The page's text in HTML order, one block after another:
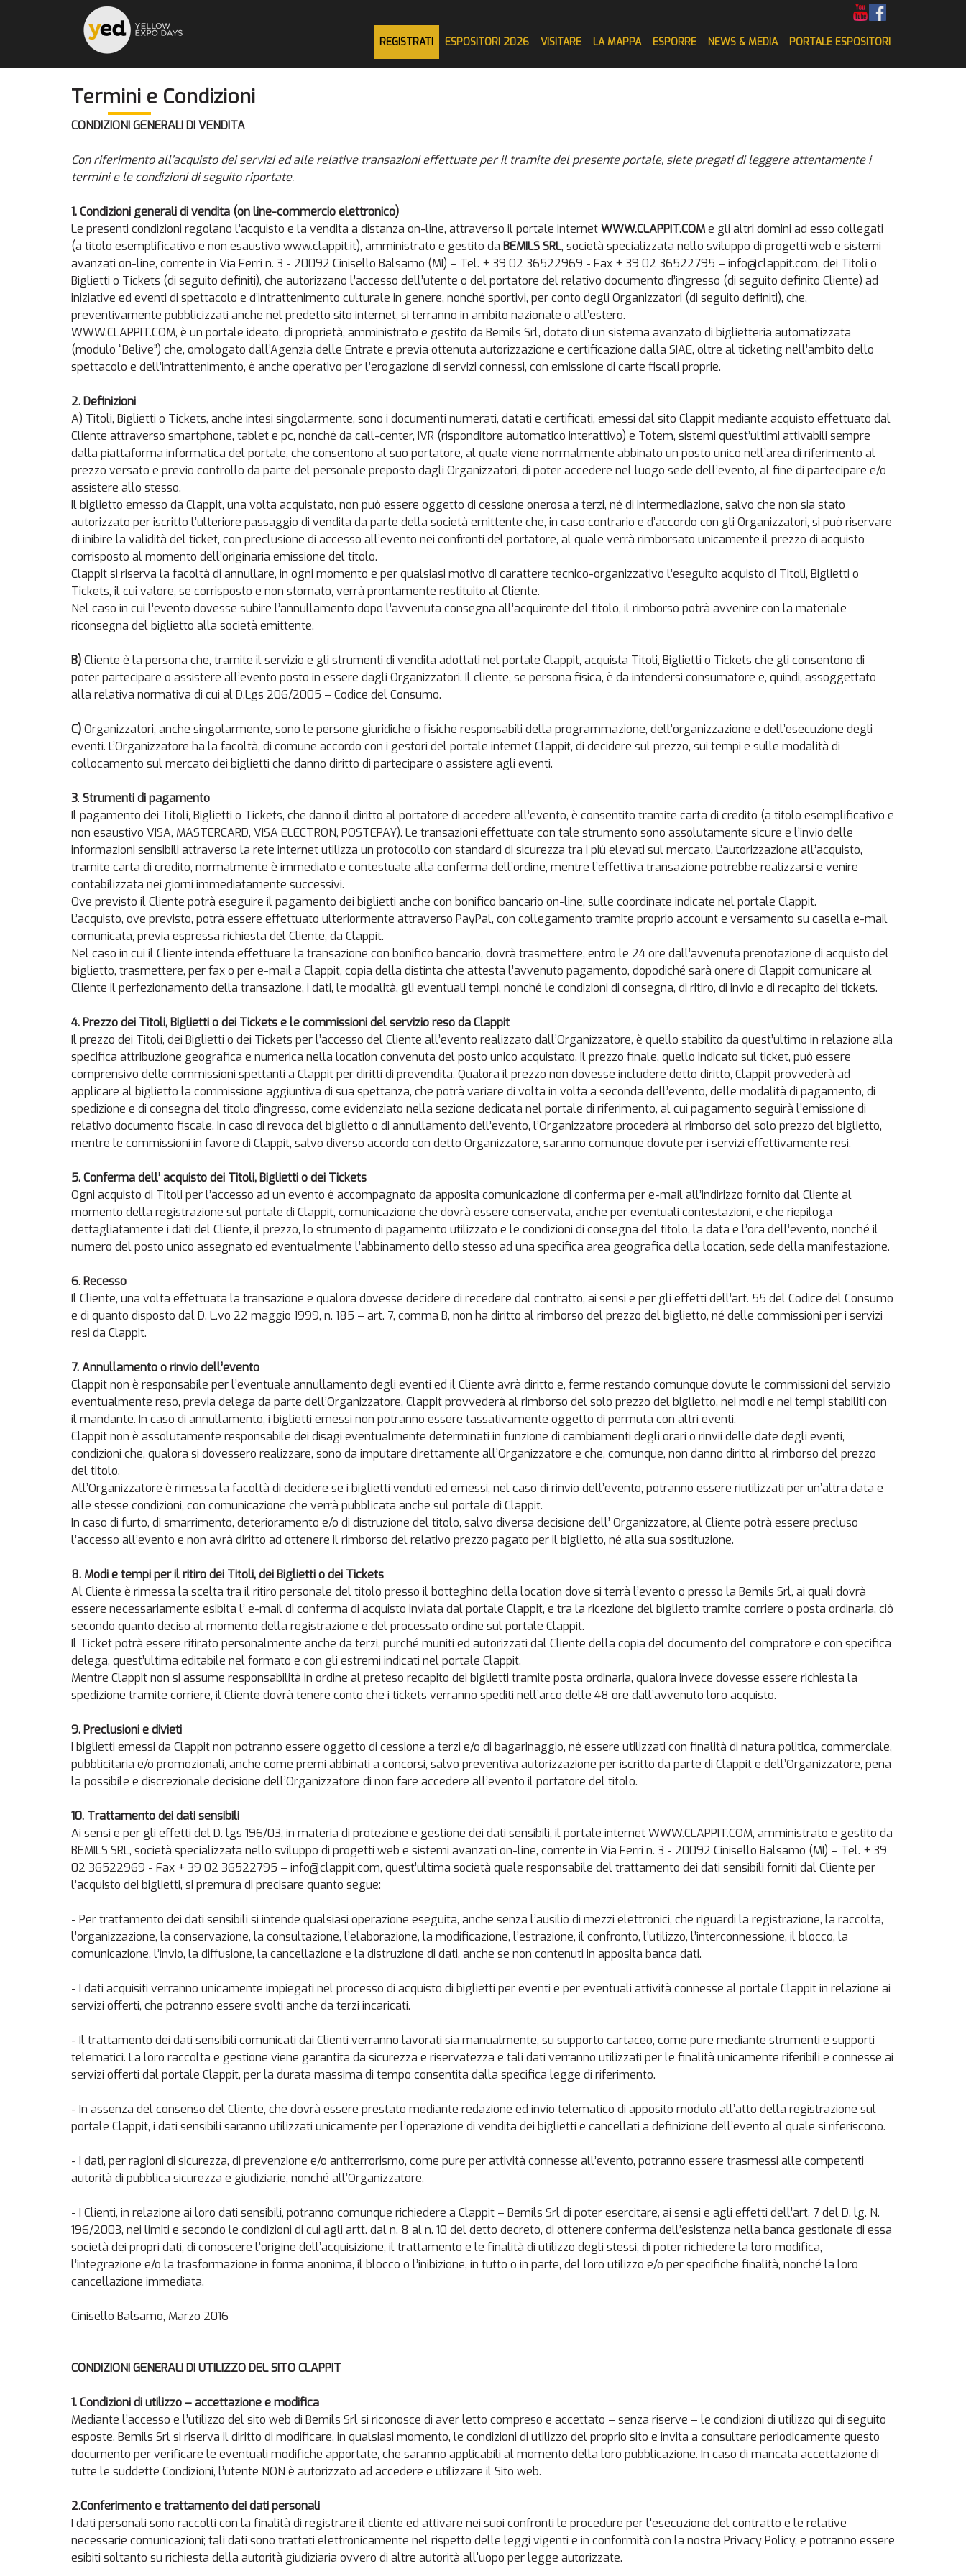
REGISTRATI ESPOSITORI 2026 VISITARE LA MAPPA ESPORRE NEWS & MEDIA PORTALE ESPOSITORI
Termini e Condizioni
CONDIZIONI GENERALI DI VENDITA
Con riferimento all’acquisto dei servizi ed alle relative transazioni effettuate per il tramite del presente portale, siete pregati di leggere attentamente i
termini e le condizioni di seguito riportate.
1.Condizioni generali di vendita (on line-commercio elettronico)
Le presenti condizioni regolano l’acquisto e la vendita a distanza on-line, attraverso il portale internetWWW.CLAPPIT.COMe gli altri domini ad esso collegati
(a titolo esemplificativo e non esaustivo www.clappit.it), amministrato e gestito da BEMILS SRL, società specializzata nello sviluppo di progetti web e sistemi
avanzati on-line, corrente in Via Ferri n. 3 - 20092 Cinisello Balsamo (MI) – Tel. + 39 02 36522969 - Fax + 39 02 36522795 – info@clappit.com, dei Titoli o
Biglietti o Tickets (di seguito definiti), che autorizzano l’accesso dell’utente o del portatore del relativo documento d’ingresso (di seguito definito Cliente) ad
iniziative ed eventi di spettacolo e d’intrattenimento culturale in genere, nonché sportivi, per conto degli Organizzatori (di seguito definiti), che,
preventivamente pubblicizzati anche nel predetto sito internet, si terranno in ambito nazionale o all’estero.
WWW.CLAPPIT.COM, è un portale ideato, di proprietà, amministrato e gestito da Bemils Srl, dotato di un sistema avanzato di biglietteria automatizzata
(modulo “Belive”) che, omologato dall’Agenzia delle Entrate e previa ottenuta autorizzazione e certificazione dalla SIAE, oltre al ticketing nell’ambito dello
spettacolo e dell’intrattenimento, è anche operativo per l’erogazione di servizi connessi, con emissione di carte fiscali proprie.
2. Definizioni
A) Titoli, Biglietti o Tickets, anche intesi singolarmente, sono i documenti numerati, datati e certificati, emessi dal sito Clappit mediante acquisto effettuato dal
Cliente attraverso smartphone, tablet e pc, nonché da call-center, IVR (risponditore automatico interattivo) e Totem, sistemi quest’ultimi attivabili sempre
dalla piattaforma informatica del portale, che consentono al suo portatore, al quale viene normalmente abbinato un posto unico nell’area di riferimento al
prezzo versato e previo controllo da parte del personale preposto dagli Organizzatori, di poter accedere nel luogo sede dell’evento, al fine di partecipare e/o
assistere allo stesso.
Il biglietto emesso da Clappit, una volta acquistato, non può essere oggetto di cessione onerosa a terzi, né di intermediazione, salvo che non sia stato
autorizzato per iscritto l’ulteriore passaggio di vendita da parte della società emittente che, in caso contrario e d’accordo con gli Organizzatori, si può riservare
di inibire la validità del ticket, con preclusione di accesso all’evento nei confronti del portatore, al quale verrà rimborsato unicamente il prezzo di acquisto
corrisposto al momento dell’originaria emissione del titolo.
Clappit si riserva la facoltà di annullare, in ogni momento e per qualsiasi motivo di carattere tecnico-organizzativo l’eseguito acquisto di Titoli, Biglietti o
Tickets, il cui valore, se corrisposto e non stornato, verrà prontamente restituito al Cliente.
Nel caso in cui l’evento dovesse subire l’annullamento dopo l’avvenuta consegna all’acquirente del titolo, il rimborso potrà avvenire con la materiale
riconsegna del biglietto alla società emittente.
B)Cliente è la persona che, tramite il servizio e gli strumenti di vendita adottati nel portale Clappit, acquista Titoli, Biglietti o Tickets che gli consentono di
poter partecipare o assistere all’evento posto in essere dagli Organizzatori. Il cliente, se persona fisica, è da intendersi consumatore e, quindi, assoggettato
alla relativa normativa di cui al D.Lgs 206/2005 – Codice del Consumo.
C)Organizzatori, anche singolarmente, sono le persone giuridiche o fisiche responsabili della programmazione, dell’organizzazione e dell’esecuzione degli
eventi. L’Organizzatore ha la facoltà, di comune accordo con i gestori del portale internet Clappit, di decidere sul prezzo, sui tempi e sulle modalità di
collocamento sul mercato dei biglietti che danno diritto di partecipare o assistere agli eventi.
3. Strumenti di pagamento
Il pagamento dei Titoli, Biglietti o Tickets, che danno il diritto al portatore di accedere all’evento, è consentito tramite carta di credito (a titolo esemplificativo e
non esaustivo VISA, MASTERCARD, VISA ELECTRON, POSTEPAY). Le transazioni effettuate con tale strumento sono assolutamente sicure e l’invio delle
informazioni sensibili attraverso la rete internet utilizza un protocollo con standard di sicurezza tra i più elevati sul mercato. L’autorizzazione all’acquisto,
tramite carta di credito, normalmente è immediato e contestuale alla conferma dell’ordine, mentre l’effettiva transazione potrebbe realizzarsi e venire
contabilizzata nei giorni immediatamente successivi.
Ove previsto il Cliente potrà eseguire il pagamento dei biglietti anche con bonifico bancario on-line, sulle coordinate indicate nel portale Clappit.
L’acquisto, ove previsto, potrà essere effettuato ulteriormente attraverso PayPal, con collegamento tramite proprio account e versamento su casella e-mail
comunicata, previa espressa richiesta del Cliente, da Clappit.
Nel caso in cui il Cliente intenda effettuare la transazione con bonifico bancario, dovrà trasmettere, entro le 24 ore dall’avvenuta prenotazione di acquisto del
biglietto, trasmettere, per fax o per e-mail a Clappit, copia della distinta che attesta l’avvenuto pagamento, dopodiché sarà onere di Clappit comunicare al
Cliente il perfezionamento della transazione, i dati, le modalità, gli eventuali tempi, nonché le condizioni di consegna, di ritiro, di invio e di recapito dei tickets.
4. Prezzo dei Titoli, Biglietti o dei Tickets e le commissioni del servizio reso da Clappit
Il prezzo dei Titoli, dei Biglietti o dei Tickets per l’accesso del Cliente all’evento realizzato dall’Organizzatore, è quello stabilito da quest’ultimo in relazione alla
specifica attribuzione geografica e numerica nella location convenuta del posto unico acquistato. Il prezzo finale, quello indicato sul ticket, può essere
comprensivo delle commissioni spettanti a Clappit per diritti di prevendita. Qualora il prezzo non dovesse includere detto diritto, Clappit provvederà ad
applicare al biglietto la commissione aggiuntiva di sua spettanza, che potrà variare di volta in volta a seconda dell’evento, delle modalità di pagamento, di
spedizione e di consegna del titolo d’ingresso, come evidenziato nella sezione dedicata nel portale di riferimento, al cui pagamento seguirà l’emissione di
relativo documento fiscale. In caso di revoca del biglietto o di annullamento dell’evento, l’Organizzatore procederà al rimborso del solo prezzo del biglietto,
mentre le commissioni in favore di Clappit, salvo diverso accordo con detto Organizzatore, saranno comunque dovute per i servizi effettivamente resi.
5.Conferma dell’ acquisto dei Titoli, Biglietti o dei Tickets
Ogni acquisto di Titoli per l’accesso ad un evento è accompagnato da apposita comunicazione di conferma per e-mail all’indirizzo fornito dal Cliente al
momento della registrazione sul portale di Clappit, comunicazione che dovrà essere conservata, anche per eventuali contestazioni, e che riepiloga
dettagliatamente i dati del Cliente, il prezzo, lo strumento di pagamento utilizzato e le condizioni di consegna del titolo, la data e l’ora dell’evento, nonché il
numero del posto unico assegnato ed eventualmente l’abbinamento dello stesso ad una specifica area geografica della location, sede della manifestazione.
6. Recesso
Il Cliente, una volta effettuata la transazione e qualora dovesse decidere di recedere dal contratto, ai sensi e per gli effetti dell’art. 55 del Codice del Consumo
e di quanto disposto dal D. L.vo 22 maggio 1999, n. 185 – art. 7, comma B, non ha diritto al rimborso del prezzo del biglietto, né delle commissioni per i servizi
resi da Clappit.
7. Annullamento o rinvio dell’evento
Clappit non è responsabile per l’eventuale annullamento degli eventi ed il Cliente avrà diritto e, ferme restando comunque dovute le commissioni del servizio
eventualmente reso, previa delega da parte dell’Organizzatore, Clappit provvederà al rimborso del solo prezzo del biglietto, nei modi e nei tempi stabiliti con
il mandante. In caso di annullamento, i biglietti emessi non potranno essere tassativamente oggetto di permuta con altri eventi.
Clappit non è assolutamente responsabile dei disagi eventualmente determinati in funzione di cambiamenti degli orari o rinvii delle date degli eventi,
condizioni che, qualora si dovessero realizzare, sono da imputare direttamente all’Organizzatore e che, comunque, non danno diritto al rimborso del prezzo
del titolo.
All’Organizzatore è rimessa la facoltà di decidere se i biglietti venduti ed emessi, nel caso di rinvio dell’evento, potranno essere riutilizzati per un’altra data e
alle stesse condizioni, con comunicazione che verrà pubblicata anche sul portale di Clappit.
In caso di furto, di smarrimento, deterioramento e/o di distruzione del titolo, salvo diversa decisione dell’ Organizzatore, al Cliente potrà essere precluso
l’accesso all’evento e non avrà diritto ad ottenere il rimborso del relativo prezzo pagato per il biglietto, né alla sua sostituzione.
8. Modi e tempi per il ritiro dei Titoli, dei Biglietti o dei Tickets
Al Cliente è rimessa la scelta tra il ritiro personale del titolo presso il botteghino della location dove si terrà l’evento o presso la Bemils Srl, ai quali dovrà
essere necessariamente esibita l’ e-mail di conferma di acquisto inviata dal portale Clappit, e tra la ricezione del biglietto tramite corriere o posta ordinaria, ciò
secondo quanto deciso al momento della registrazione e del processato ordine sul portale Clappit.
Il Ticket potrà essere ritirato personalmente anche da terzi, purché muniti ed autorizzati dal Cliente della copia del documento del compratore e con specifica
delega, quest’ultima editabile nel formato e con gli estremi indicati nel portale Clappit.
Mentre Clappit non si assume responsabilità in ordine al preteso recapito dei biglietti tramite posta ordinaria, qualora invece dovesse essere richiesta la
spedizione tramite corriere, il Cliente dovrà tenere conto che i tickets verranno spediti nell’arco delle 48 ore dall’avvenuto loro acquisto.
9. Preclusioni e divieti
I biglietti emessi da Clappit non potranno essere oggetto di cessione a terzi e/o di bagarinaggio, né essere utilizzati con finalità di natura politica, commerciale,
pubblicitaria e/o promozionali, anche come premi abbinati a concorsi, salvo preventiva autorizzazione per iscritto da parte di Clappit e dell’Organizzatore, pena
la possibile e discrezionale decisione dell’Organizzatore di non fare accedere all’evento il portatore del titolo.
10. Trattamento dei dati sensibili
Ai sensi e per gli effetti del D. lgs 196/03, in materia di protezione e gestione dei dati sensibili, il portale internet WWW.CLAPPIT.COM, amministrato e gestito da
BEMILS SRL, società specializzata nello sviluppo di progetti web e sistemi avanzati on-line, corrente in Via Ferri n. 3 - 20092 Cinisello Balsamo (MI) – Tel. + 39
02 36522969 - Fax + 39 02 36522795 – info@clappit.com, quest’ultima società quale responsabile del trattamento dei dati sensibili forniti dal Cliente per
l’acquisto dei biglietti, si premura di precisare quanto segue:
- Per trattamento dei dati sensibili si intende qualsiasi operazione eseguita, anche senza l’ausilio di mezzi elettronici, che riguardi la registrazione, la raccolta,
l’organizzazione, la conservazione, la consultazione, l’elaborazione, la modificazione, l’estrazione, il confronto, l’utilizzo, l’interconnessione, il blocco, la
comunicazione, l’invio, la diffusione, la cancellazione e la distruzione di dati, anche se non contenuti in apposita banca dati.
- I dati acquisiti verranno unicamente impiegati nel processo di acquisto di biglietti per eventi e per eventuali attività connesse al portale Clappit in relazione ai
servizi offerti, che potranno essere svolti anche da terzi incaricati.
- Il trattamento dei dati sensibili comunicati dai Clienti verranno lavorati sia manualmente, su supporto cartaceo, come pure mediante strumenti e supporti
telematici. La loro raccolta e gestione viene garantita da sicurezza e riservatezza e tali dati verranno utilizzati per le finalità unicamente riferibili e connesse ai
servizi offerti dal portale Clappit, per la durata massima di tempo consentita dalla specifica legge di riferimento.
- In assenza del consenso del Cliente, che dovrà essere prestato mediante redazione ed invio telematico di apposito modulo all’atto della registrazione sul
portale Clappit, i dati sensibili saranno utilizzati unicamente per l’operazione di vendita dei biglietti e cancellati a definizione dell’evento al quale si riferiscono.
- I dati, per ragioni di sicurezza, di prevenzione e/o antiterrorismo, come pure per attività connesse all’evento, potranno essere trasmessi alle competenti
autorità di pubblica sicurezza e giudiziarie, nonché all’Organizzatore.
- I Clienti, in relazione ai loro dati sensibili, potranno comunque richiedere a Clappit – Bemils Srl di poter esercitare, ai sensi e agli effetti dell’art. 7 del D. lg. N.
196/2003, nei limiti e secondo le condizioni di cui agli artt. dal n. 8 al n. 10 del detto decreto, di ottenere conferma dell’esistenza nella banca gestionale di essa
società dei propri dati, di conoscere l’origine dell’acquisizione, il trattamento e le finalità di utilizzo degli stessi, di poter richiedere la loro modifica,
l’integrazione e/o la trasformazione in forma anonima, il blocco o l’inibizione, in tutto o in parte, del loro utilizzo e/o per specifiche finalità, nonché la loro
cancellazione immediata.
Cinisello Balsamo, Marzo 2016
CONDIZIONI GENERALI DI UTILIZZO DEL SITO CLAPPIT
1. Condizioni di utilizzo – accettazione e modifica
Mediante l’accesso e l’utilizzo del sito web di Bemils Srl si riconosce di aver letto compreso e accettato – senza riserve – le condizioni di utilizzo qui di seguito
esposte. Bemils Srl si riserva il diritto di modificare, in qualsiasi momento, le condizioni di utilizzo del proprio sito e invita a consultare periodicamente questo
documento per verificare le eventuali modifiche apportate, che saranno applicabili al momento della loro pubblicazione. In caso di mancata accettazione di
tutte le suddette Condizioni, l’utente NON è autorizzato ad accedere e utilizzare il Sito web.
2.Conferimento e trattamento dei dati personali
I dati personali sono raccolti con la finalità di registrare il cliente ed attivare nei suoi confronti le procedure per l'esecuzione del contratto e le relative
necessarie comunicazioni; tali dati sono trattati elettronicamente nel rispetto delle leggi vigenti e in conformità con la nostra Privacy Policy, e potranno essere
esibiti soltanto su richiesta della autorità giudiziaria ovvero di altre autorità all'uopo per legge autorizzate.